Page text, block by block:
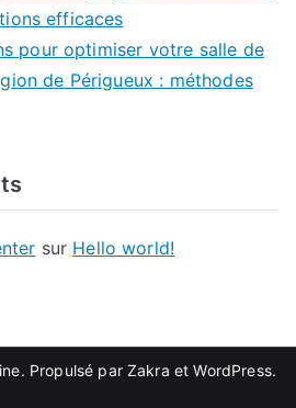
efficaces
pour optimiser votre salle de
de Périgueux : méthodes
sur Hello world!
. Propulsé par Zakra etWordPress.